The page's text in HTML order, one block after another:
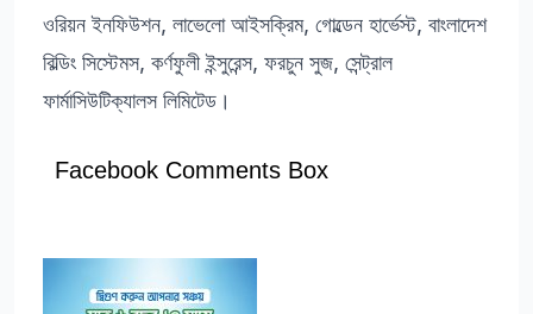
ওরিয়ন ইনফিউশন, লাভেলো আইসক্রিম, গোল্ডেন হার্ভেস্ট, বাংলাদেশ
বিল্ডিং সিস্টেমস, কর্ণফুলী ইন্সুরেন্স, ফরচুন সুজ, সেন্ট্রাল
ফার্মাসিউটিক্যালস লিমিটেড।
Facebook Comments Box